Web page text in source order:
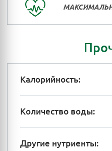
Калорийность:
Количество воды:
Другие нутриенты: